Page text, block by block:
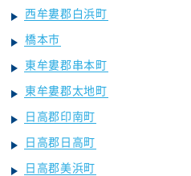
西牟婁郡白浜町
橋本市
東牟婁郡串本町
東牟婁郡太地町
日高郡印南町
日高郡日高町
日高郡美浜町